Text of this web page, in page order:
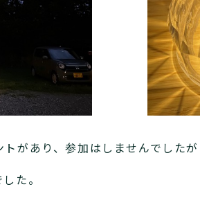
があり、参加はしませんでしたが
た。